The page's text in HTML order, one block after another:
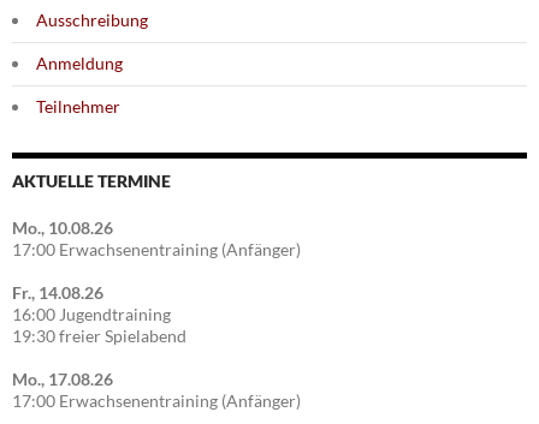
Ausschreibung
Anmeldung
Teilnehmer
AKTUELLE TERMINE
Mo., 10.08.26
17:00 Erwachsenentraining (Anfänger)
Fr., 14.08.26
16:00 Jugendtraining
19:30 freier Spielabend
Mo., 17.08.26
17:00 Erwachsenentraining (Anfänger)